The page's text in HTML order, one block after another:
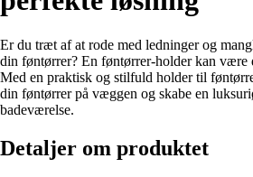
Er du træt af at rode med ledninger og
din føntørrer? En føntørrer-holder kan være
Med en praktisk og stilfuld holder til
din føntørrer på væggen og skabe en
badeværelse.
Detaljer om produktet